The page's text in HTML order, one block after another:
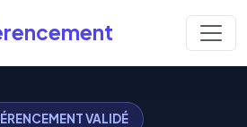
VALIDÉ